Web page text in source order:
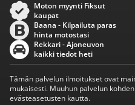
Moton myynti Fiksut
kaupat
Baana - Kilpailuta paras
hinta motostasi
Rekkari - Ajoneuvon
kaikki tiedot heti
Tämän palvelun ilmoitukset ovat
mukaisesti. Muuhun palvelun
evästeasetusten kautta.